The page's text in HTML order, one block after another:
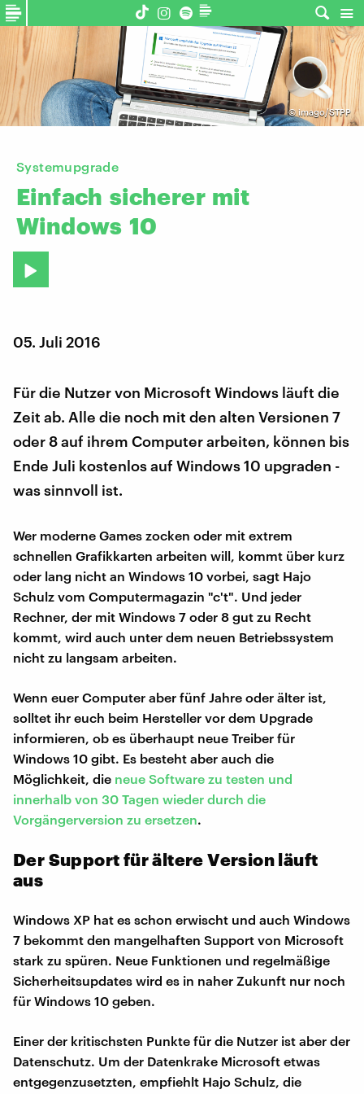
© imago/STPP
Systemupgrade
Einfach sicherer mit
Windows 10
05. Juli 2016
Für die Nutzer von Microsoft Windows läuft die
Zeit ab. Alle die noch mit den alten Versionen 7
oder 8 auf ihrem Computer arbeiten, können bis
Ende Juli kostenlos auf Windows 10 upgraden -
was sinnvoll ist.
Wer moderne Games zocken oder mit extrem
schnellen Grafikkarten arbeiten will, kommt über kurz
oder lang nicht an Windows 10 vorbei, sagt Hajo
Schulz vom Computermagazin "c't". Und jeder
Rechner, der mit Windows 7 oder 8 gut zu Recht
kommt, wird auch unter dem neuen Betriebssystem
nicht zu langsam arbeiten.
Wenn euer Computer aber fünf Jahre oder älter ist,
solltet ihr euch beim Hersteller vor dem Upgrade
informieren, ob es überhaupt neue Treiber für
Windows 10 gibt. Es besteht aber auch die
Möglichkeit, die neue Software zu testen und
innerhalb von 30 Tagen wieder durch die
Vorgängerversion zu ersetzen.
Der Support für ältere Version läuft
aus
Windows XP hat es schon erwischt und auch Windows
7 bekommt den mangelhaften Support von Microsoft
stark zu spüren. Neue Funktionen und regelmäßige
Sicherheitsupdates wird es in naher Zukunft nur noch
für Windows 10 geben.
Einer der kritischsten Punkte für die Nutzer ist aber der
Datenschutz. Um der Datenkrake Microsoft etwas
entgegenzusetzten, empfiehlt Hajo Schulz, die